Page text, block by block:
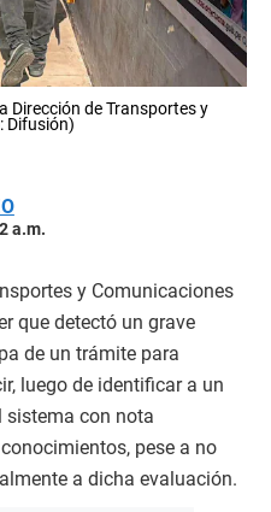
Dirección de Transportes y
Difusión)
a.m.
y Comunicaciones
que detectó un grave
de un trámite para
luego de identificar a un
sistema con nota
pese a no
a dicha evaluación.